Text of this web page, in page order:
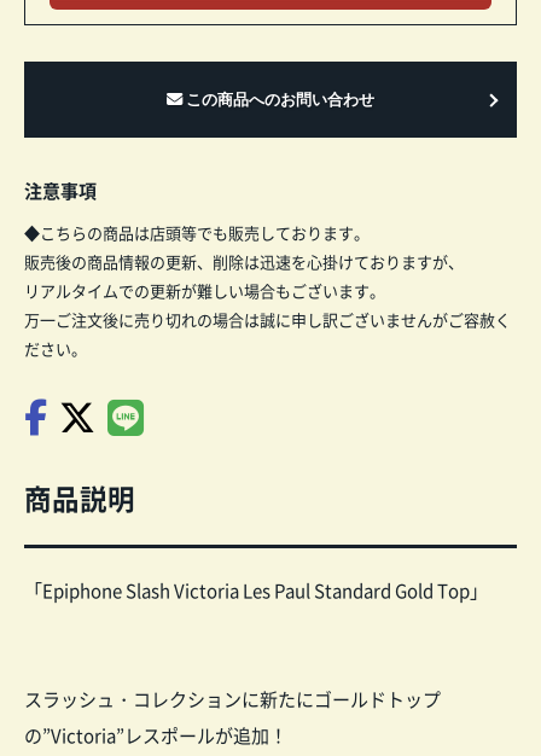
注意事項
◆こちらの商品は店頭等でも販売しております。
販売後の商品情報の更新、削除は迅速を心掛けておりますが、
リアルタイムでの更新が難しい場合もございます。
万一ご注文後に売り切れの場合は誠に申し訳ございませんがご容赦く
ださい。
商品説明
「Epiphone Slash Victoria Les Paul Standard Gold Top」
スラッシュ・コレクションに新たにゴールドトップ
の”Victoria”レスポールが追加！